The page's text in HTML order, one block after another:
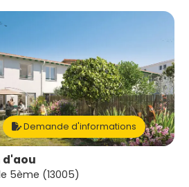
Demande d'informations
d'aou
5ème (13005)